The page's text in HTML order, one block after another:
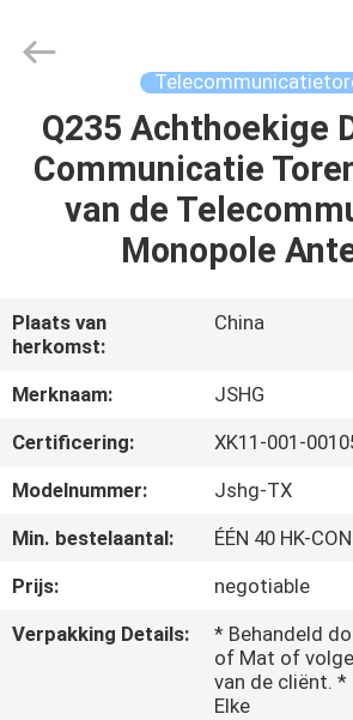
HUIS
PRODUCTEN
VR-
SHOW
ONGEVEER
FABRIEKSREIS
co.,ltd.
Reserved.Q235 Achthoekige
Communicatie
van de
Monopole
Plaats van
herkomst:
China
Merknaam:
JSHG
Certificering:
XK11-001-
Modelnummer:
Jshg-TX
Min. bestelaantal:
ÉÉN 40 HK-
Prijs:
negotiable
Verpakking Details:
* Behandeld
of Mat of
van de cliënt. *
Elke